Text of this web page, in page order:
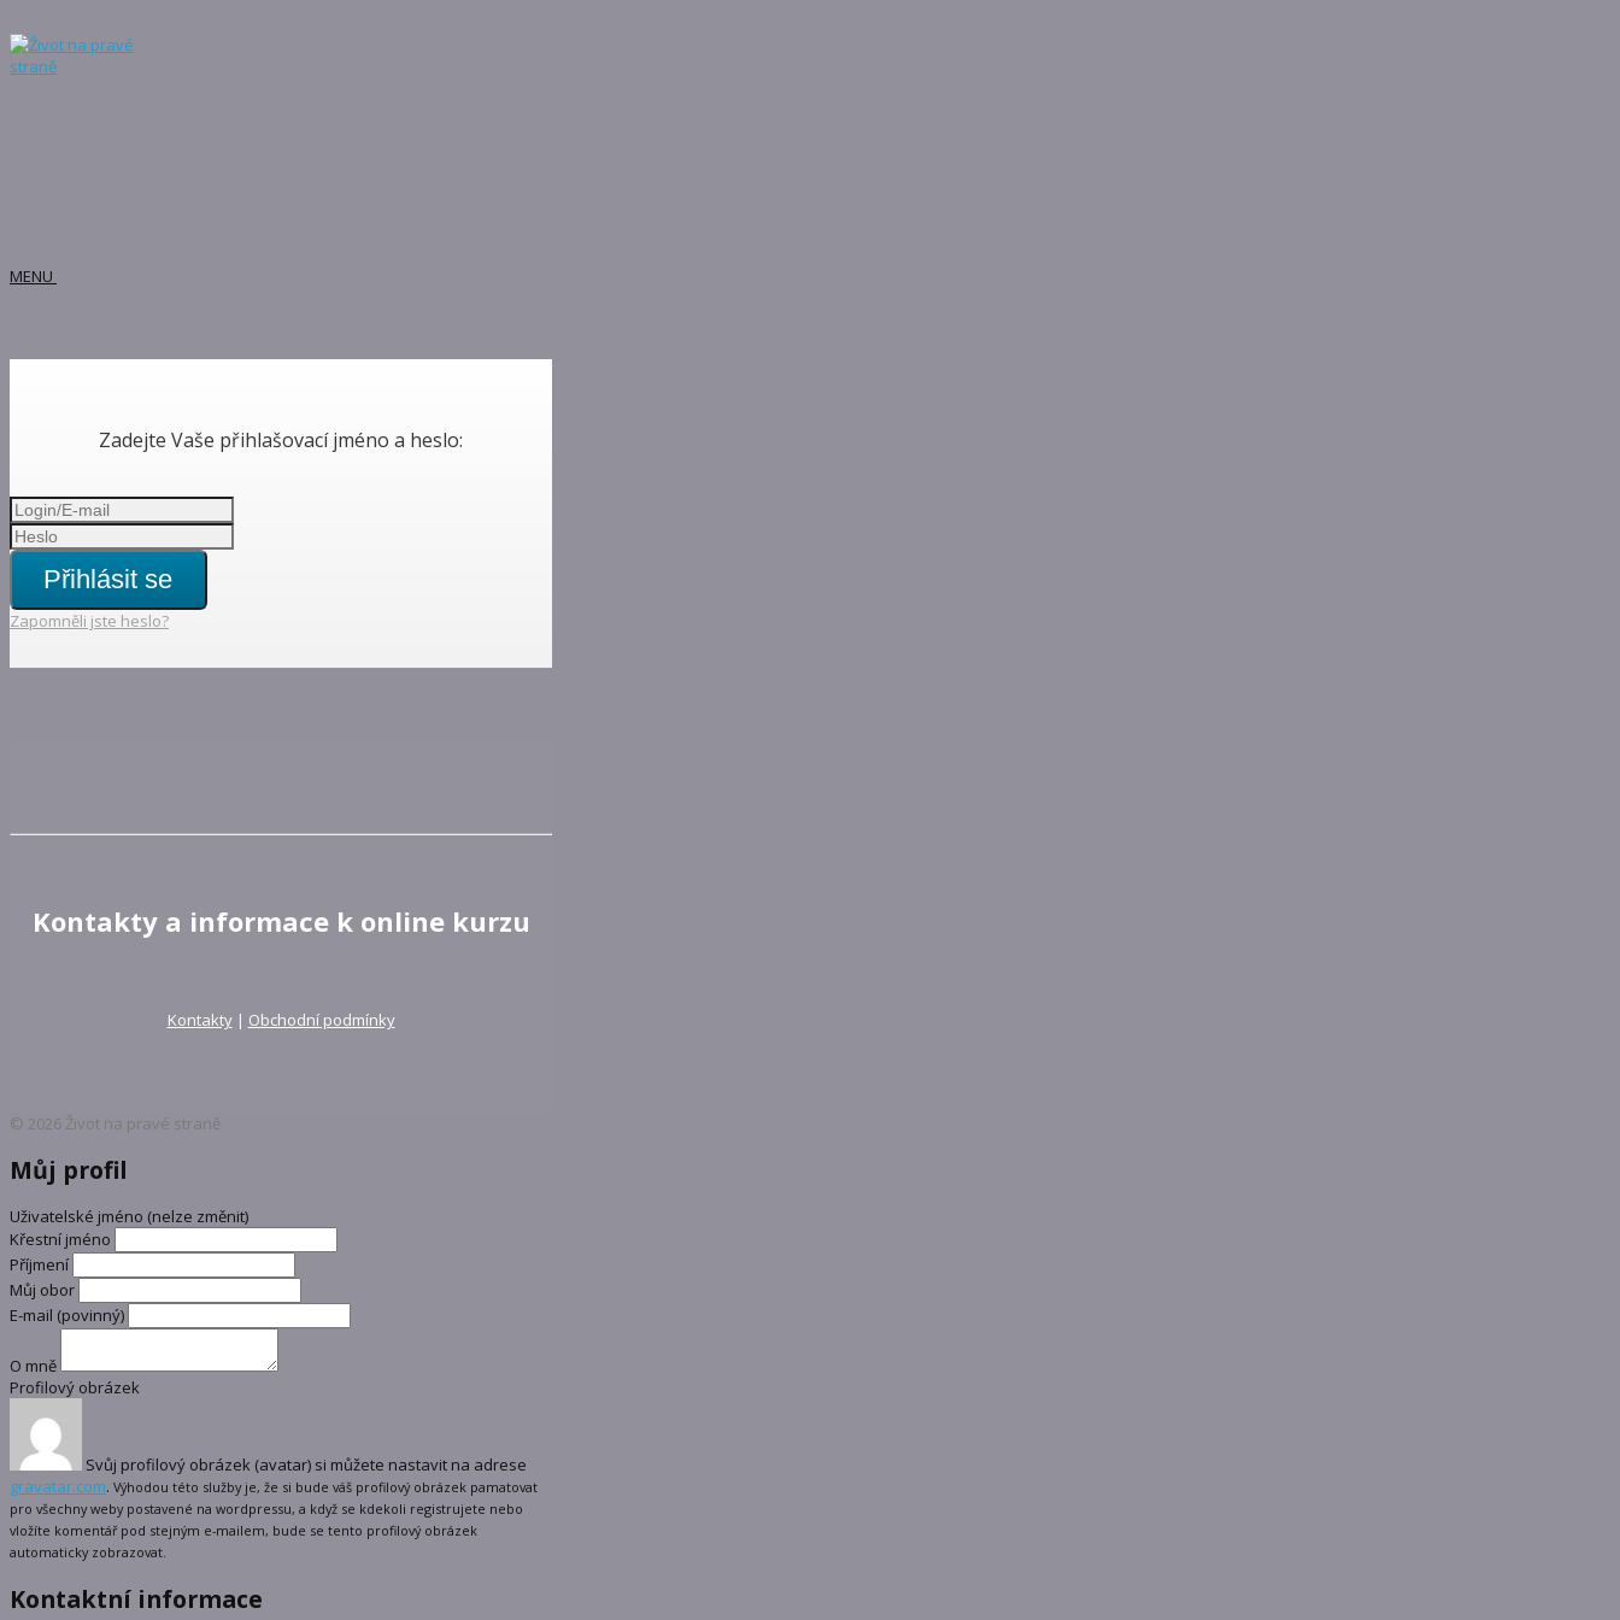
MENU
Zadejte Vaše přihlašovací jméno a heslo:
Přihlásit se
Zapomněli jste heslo?
Kontakty a informace k online kurzu
Kontakty| Obchodní podmínky
© 2026 Život na pravé straně
Můj profil
Uživatelské jméno (nelze změnit)
Křestní jméno
Příjmení
Můj obor
E-mail (povinný)
O mně
Profilový obrázek
Svůj profilový obrázek (avatar) si můžete nastavit na adrese
gravatar.com. Výhodou této služby je, že si bude váš profilový obrázek pamatovat
pro všechny weby postavené na wordpressu, a když se kdekoli registrujete nebo
vložíte komentář pod stejným e-mailem, bude se tento profilový obrázek
automaticky zobrazovat.
Kontaktní informace